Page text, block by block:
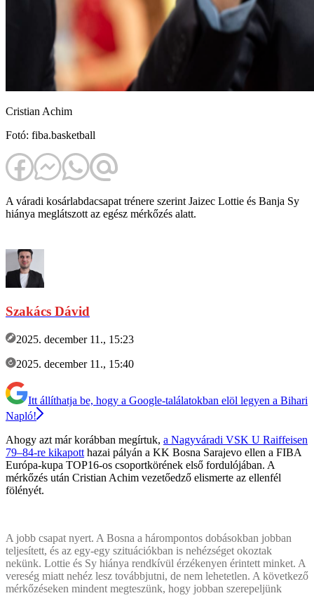
Cristian Achim
Fotó: fiba.basketball
A váradi kosárlabdacsapat trénere szerint Jaizec Lottie és Banja Sy
hiánya meglátszott az egész mérkőzés alatt.
Szakács Dávid
2025. december 11., 15:23
2025. december 11., 15:40
Itt állíthatja be, hogy a Google-találatokban elöl legyen a Bihari
Napló!
Ahogy azt már korábban megírtuk, a Nagyváradi VSK U Raiffeisen
79–84-re kikapott hazai pályán a KK Bosna Sarajevo ellen a FIBA
Európa-kupa TOP16-os csoportkörének első fordulójában. A
mérkőzés után Cristian Achim vezetőedző elismerte az ellenfél
fölényét.
A jobb csapat nyert. A Bosna a hárompontos dobásokban jobban
teljesített, és az egy-egy szituációkban is nehézséget okoztak
nekünk. Lottie és Sy hiánya rendkívül érzékenyen érintett minket. A
vereség miatt nehéz lesz továbbjutni, de nem lehetetlen. A következő
mérkőzéseken mindent megteszünk, hogy jobban szerepeljünk